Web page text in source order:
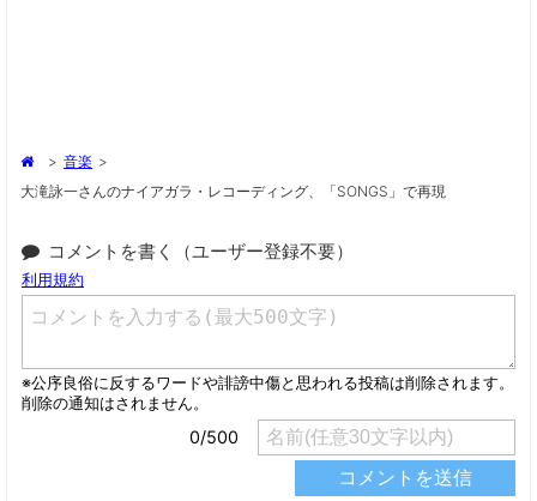
> 音楽 >
大滝詠一さんのナイアガラ・レコーディング、「SONGS」で再現
コメントを書く（ユーザー登録不要）